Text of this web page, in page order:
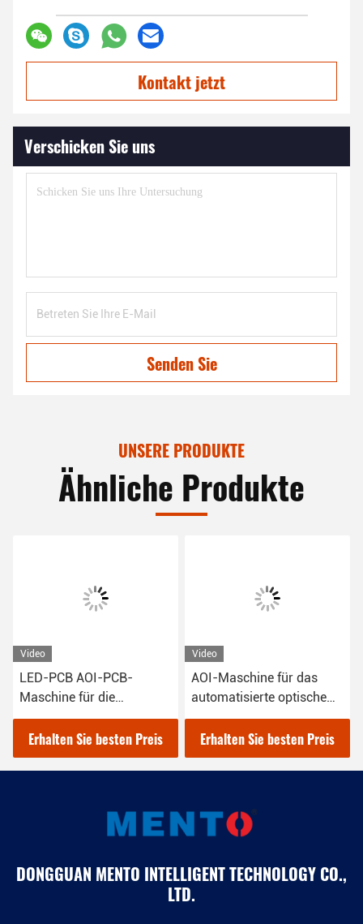
Kontakt jetzt
Verschicken Sie uns
Senden Sie
UNSERE PRODUKTE
Ähnliche Produkte
Video
AOI-Maschine für das
automatisierte optische
Halbleiterinspektionssyste
mErhalten Sie besten Preis
Video
Windows 10 AOI-PCB-
Maschinen-
Automatisierte
Sichtprüfungsausrüstung
Erhalten Sie besten Preis
DONGGUAN MENTO INTELLIGENT TECHNOLOGY CO.,
LTD.